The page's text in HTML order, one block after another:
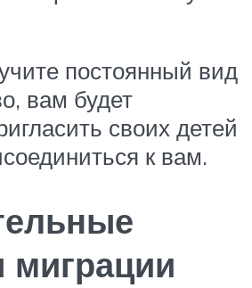
постоянный вид
вам будет
своих детей
к вам.
миграции